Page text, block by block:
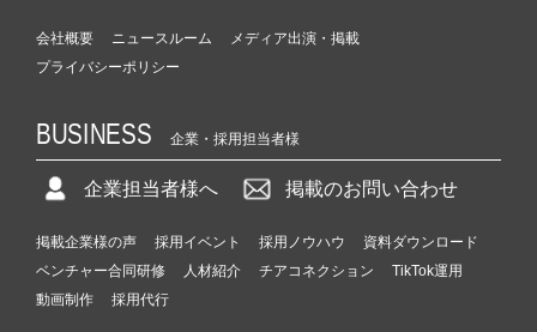
会社概要 ニュースルーム
メディア出演・掲載
プライバシーポリシー
BUSINESS 企業・採用担当者様
企業担当者様へ 掲載のお問い合わせ
掲載企業様の声 採用イベント 採用ノウハウ
資料ダウンロード
ベンチャー合同研修
人材紹介 チアコネクション
TikTok運用
動画制作
採用代行